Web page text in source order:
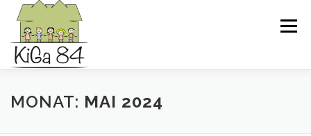
Inhalt
springen
Menü
DIE KITA ELTERNINITIATIVE
MONAT: MAI 2024